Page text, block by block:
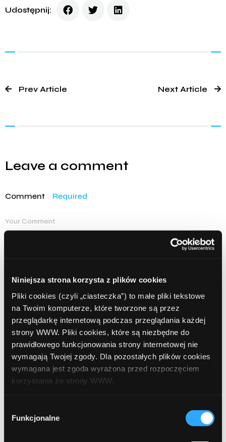
Niniejsza strona korzysta z plików cookies
Pliki cookies (czyli „ciasteczka”) to małe pliki tekstowe
na Twoim komputerze, które tworzone są przez
przeglądarkę internetową podczas przeglądania każdej
strony WWW. Pliki cookies, które są niezbędne do
prawidłowego funkcjonowania strony internetowej nie
wymagają Twojej zgody. Dla pozostałych plików cookies
wymagana jest zgoda wyrażona przed rozpoczęciem
korzystania ze strony WWW.
formy korzystania z plików cookies. Więcej:
Polityka
zgody
Funkcjonalne
Udostępnij:
Prev Article Next Article
Leave a comment
Comment Required
Name Required